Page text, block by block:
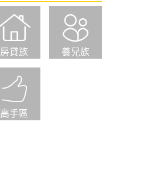
房貸族 養兒族
高手區